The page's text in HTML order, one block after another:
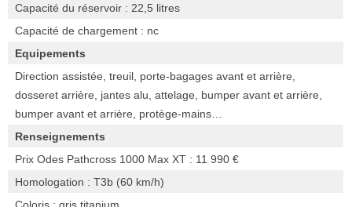
Capacité du réservoir : 22,5 litres
Capacité de chargement : nc
Equipements
Direction assistée, treuil, porte-bagages avant et arrière,
dosseret arrière, jantes alu, attelage, bumper avant et arrière,
bumper avant et arrière, protège-mains…
Renseignements
Prix Odes Pathcross 1000 Max XT : 11 990 €
Homologation : T3b (60 km/h)